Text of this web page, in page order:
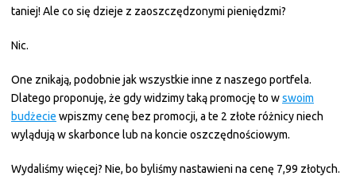
taniej! Ale co się dzieje z zaoszczędzonymi pieniędzmi?
Nic.
One znikają, podobnie jak wszystkie inne z naszego portfela.
Dlatego proponuję, że gdy widzimy taką promocję to wswoim
budżecie wpiszmy cenę bez promocji, a te 2 złote różnicy niech
wylądują w skarbonce lub na koncie oszczędnościowym.
Wydaliśmy więcej? Nie, bo byliśmy nastawieni na cenę 7,99 złotych.